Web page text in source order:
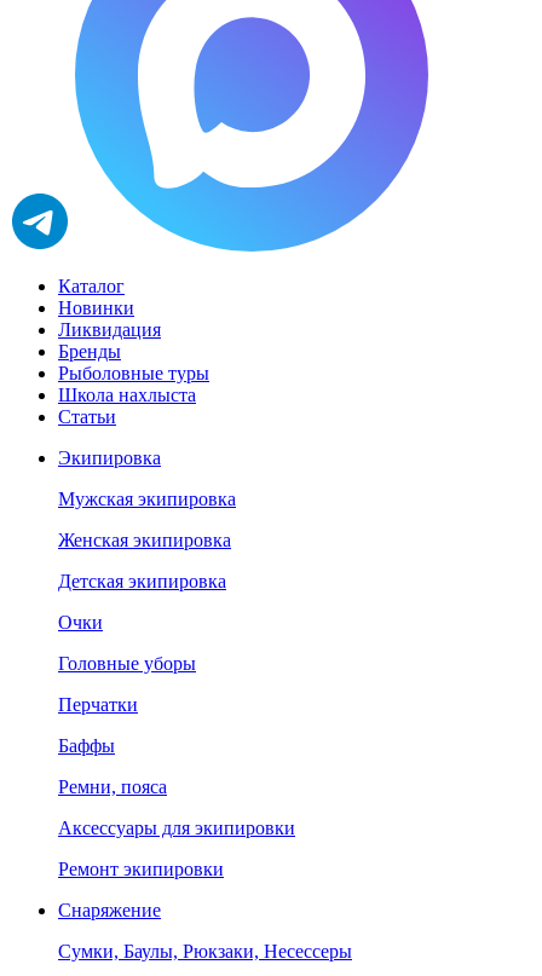
Каталог
Новинки
Ликвидация
Бренды
Рыболовные туры
Школа нахлыста
Статьи
Экипировка
Мужская экипировка
Женская экипировка
Детская экипировка
Очки
Головные уборы
Перчатки
Баффы
Ремни, пояса
Аксессуары для экипировки
Ремонт экипировки
Снаряжение
Сумки, Баулы, Рюкзаки, Несессеры